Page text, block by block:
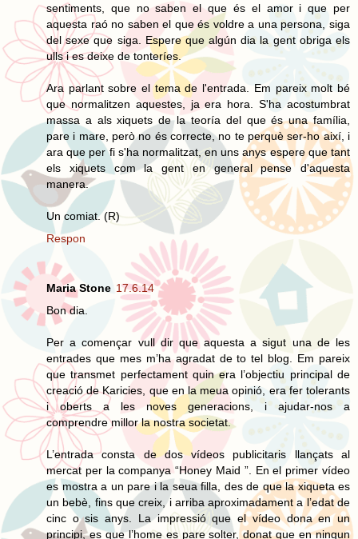
sentiments, que no saben el que és el amor i que per
aquesta raó no saben el que és voldre a una persona, siga
del sexe que siga. Espere que algún dia la gent obriga els
ulls i es deixe de tonteríes.
Ara parlant sobre el tema de l'entrada. Em pareix molt bé
que normalitzen aquestes, ja era hora. S'ha acostumbrat
massa a als xiquets de la teoría del que és una família,
pare i mare, però no és correcte, no te perquè ser-ho així, i
ara que per fi s'ha normalitzat, en uns anys espere que tant
els xiquets com la gent en general pense d'aquesta
manera.
Un comiat. (R)
Respon
Maria Stone 17.6.14
Bon dia.
Per a començar vull dir que aquesta a sigut una de les
entrades que mes m’ha agradat de to tel blog. Em pareix
que transmet perfectament quin era l’objectiu principal de
creació de Karicies, que en la meua opinió, era fer tolerants
i oberts a les noves generacions, i ajudar-nos a
comprendre millor la nostra societat.
L’entrada consta de dos vídeos publicitaris llançats al
mercat per la companya “Honey Maid ”. En el primer vídeo
es mostra a un pare i la seua filla, des de que la xiqueta es
un bebè, fins que creix, i arriba aproximadament a l’edat de
cinc o sis anys. La impressió que el vídeo dona en un
principi, es que l’home es pare solter, donat que en ningun